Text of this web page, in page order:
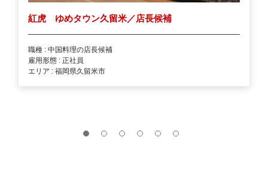
紅虎 ゆめタウン久留米／店長候補
職種 : 中国料理の店長候補
雇用形態 : 正社員
エリア : 福岡県久留米市